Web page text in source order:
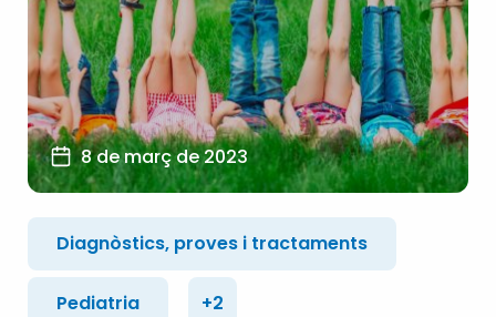
8 de març de 2023
Diagnòstics, proves i tractaments
Pediatria +2